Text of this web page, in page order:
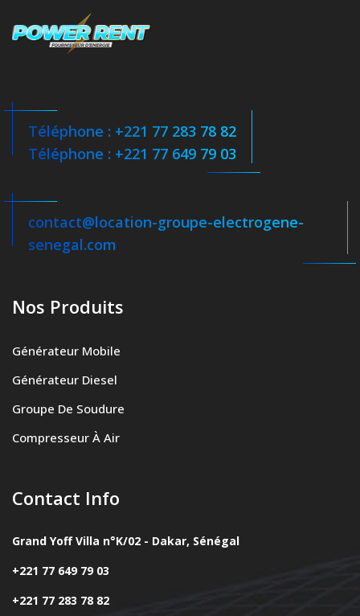
Téléphone : +221 77 283 78 82
Téléphone : +221 77 649 79 03
contact@location-groupe-electrogene-
senegal.com
Nos Produits
Générateur Mobile
Générateur Diesel
Groupe De Soudure
Compresseur À Air
Contact Info
Grand Yoff Villa n°K/02 - Dakar, Sénégal
+221 77 649 79 03
+221 77 283 78 82